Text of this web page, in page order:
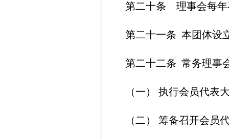
第二十条 理事会每年召
第二十一条 本团体设
第二十二条 常务理事
（一） 执行会员代表
（二） 筹备召开会员